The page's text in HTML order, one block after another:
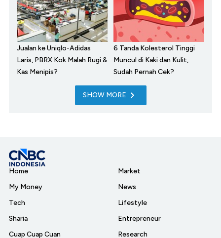
Jualan ke Uniqlo-Adidas
Laris, PBRX Kok Malah Rugi &
Kas Menipis?
6 Tanda Kolesterol Tinggi
Muncul di Kaki dan Kulit,
Sudah Pernah Cek?
SHOW MORE
Home
My Money
Tech
Sharia
Cuap Cuap Cuan
Market
News
Lifestyle
Entrepreneur
Research